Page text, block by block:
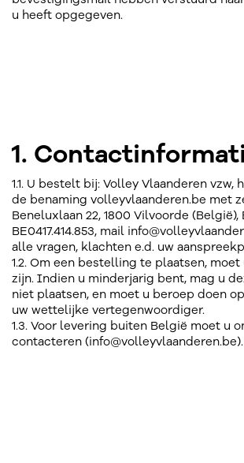
u heeft opgegeven.
1.
1.1. U bestelt bij: Volley Vlaanderen vzw,
de benaming volleyvlaanderen.be met
Beneluxlaan 22, 1800 Vilvoorde (België),
BE0417.414.853, mail
alle vragen, klachten e.d. uw
1.2. Om een bestelling te plaatsen,
zijn. Indien u minderjarig bent, mag u
niet plaatsen, en moet u beroep doen
uw wettelijke vertegenwoordiger.
1.3. Voor levering buiten België moet u
contacteren (info@volleyvlaanderen.be).